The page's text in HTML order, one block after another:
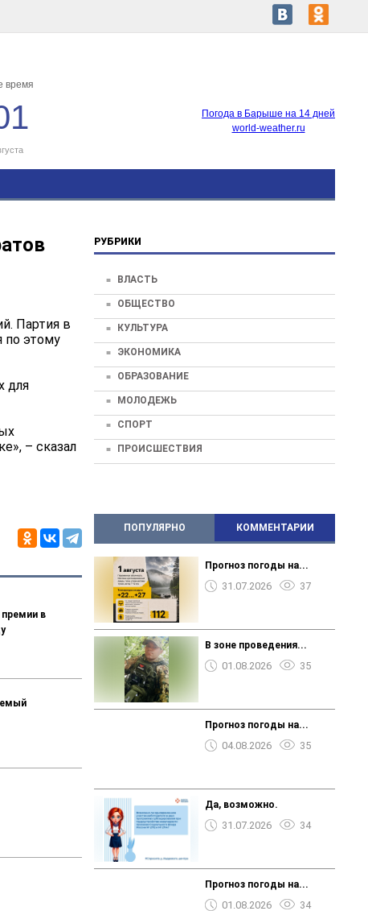
время
Погода в Барыше на 14 дней
world-weather.ru
Партия в
по этому
для
– сказал
в
РУБРИКИ
ВЛАСТЬ
ОБЩЕСТВО
КУЛЬТУРА
ЭКОНОМИКА
ОБРАЗОВАНИЕ
МОЛОДЕЖЬ
СПОРТ
ПРОИСШЕСТВИЯ
ПОПУЛЯРНО КОММЕНТАРИИ
Прогноз погоды на...
31.07.2026 37
В зоне проведения...
01.08.2026 35
Прогноз погоды на...
04.08.2026 35
Да, возможно.
31.07.2026 34
Прогноз погоды на...
01.08.2026 34